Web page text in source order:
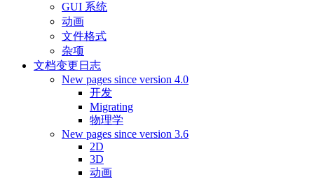
GUI 系统
动画
文件格式
杂项
文档变更日志
New pages since version 4.0
开发
Migrating
物理学
New pages since version 3.6
2D
3D
动画